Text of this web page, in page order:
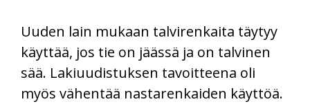
Uuden lain mukaan talvirenkaita täytyy
käyttää, jos tie on jäässä ja on talvinen
sää. Lakiuudistuksen tavoitteena oli
myös vähentää nastarenkaiden käyttöä.